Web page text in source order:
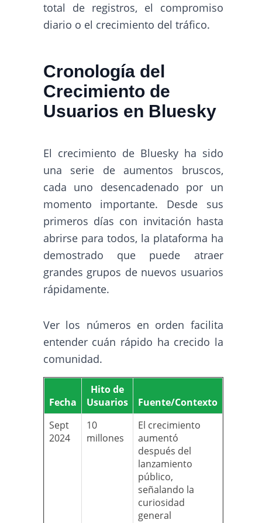
total de registros, el compromiso
diario o el crecimiento del tráfico.
Cronología del
Crecimiento de
Usuarios en Bluesky
El crecimiento de Bluesky ha sido
una serie de aumentos bruscos,
cada uno desencadenado por un
momento importante. Desde sus
primeros días con invitación hasta
abrirse para todos, la plataforma ha
demostrado que puede atraer
grandes grupos de nuevos usuarios
rápidamente.
Ver los números en orden facilita
entender cuán rápido ha crecido la
comunidad.
Fecha
Hito de
Usuarios
Fuente/Contexto
Sept
2024
10
millones
El crecimiento
aumentó
después del
lanzamiento
público,
señalando la
curiosidad
general